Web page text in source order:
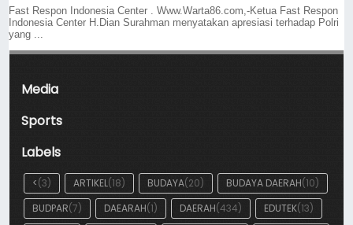
Fast Respon Indonesia Center . Www.Warta86.com,-Ketua Fast Respon
Indonesia Center H.Dian Surahman menyatakan apresiasi terhadap Polri
yang ...
Media
Sports
Labels
<(3) ARTIKEL(18) BUDAYA(20) BUDAYA DAERAH(10)
BUDPAR(7) DAEARAH(1) DAERAH(434) EDUTEK(13)